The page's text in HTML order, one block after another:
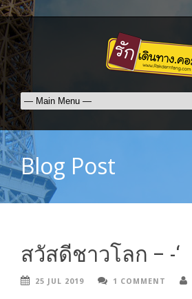
Blog Post
สวัสดีชาวโลก – -‘
25 JUL 2019 1 COMMENT